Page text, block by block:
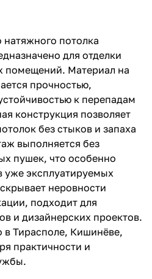
натяжного потолка
для отделки
помещений. Материал на
прочностью,
к перепадам
конструкция позволяет
без стыков и запаха
выполняется без
пушек, что особенно
уже эксплуатируемых
неровности
подходит для
и дизайнерских проектов.
в Тирасполе, Кишинёве,
практичности и